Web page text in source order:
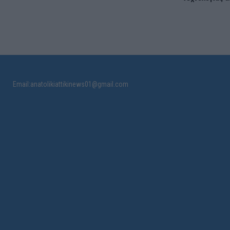
Email:anatolikiattikinews01@gmail.com